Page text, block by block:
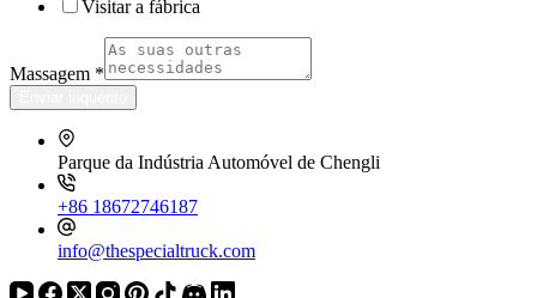
Visitar a fábrica
Massagem *
Parque da Indústria Automóvel de Chengli
+86 18672746187
info@thespecialtruck.com